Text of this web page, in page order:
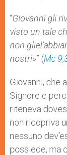
“Giovanni gli
visto un tale
non
nostri»” (Mc
Giovanni, che
Signore e
riteneva
non ricopriva
nessuno
possiede, ma